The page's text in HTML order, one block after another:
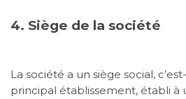
4. Siège de la société
La société a un siège social,
principal établissement, établi à